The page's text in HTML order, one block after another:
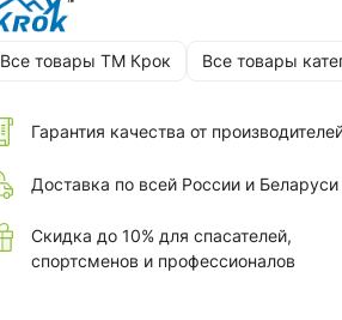
Все товары ТМ Крок Все товары
Гарантия качества от
Доставка по всей России и Беларуси
Скидка до 10% для спасателей,
спортсменов и профессионалов